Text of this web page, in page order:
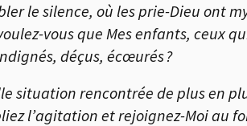
le silence, où les prie-Dieu ont
vous que Mes enfants, ceux
déçus, écœurés ?
situation rencontrée de plus en
l’agitation et rejoignez-Moi au